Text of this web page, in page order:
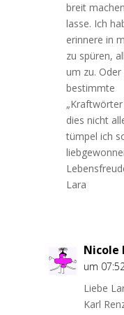
breit
lasse. Ich
erinnere in
zu spüren,
um zu.
bestimmte
dies nicht
tümpel ich
Lara
Nicole
um
Liebe
Karl